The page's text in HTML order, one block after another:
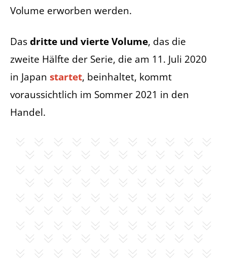
Volume erworben werden.
Dasdritte und vierte Volume, das die
zweite Hälfte der Serie, die am 11. Juli 2020
in Japan startet, beinhaltet, kommt
voraussichtlich im Sommer 2021 in den
Handel.